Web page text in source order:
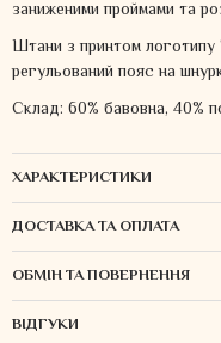
заниженими проймами та
Штани з принтом
регульований пояс на
Склад: 60% бавовна, 40%
ХАРАКТЕРИСТИКИ
ДОСТАВКА ТА ОПЛАТА
ОБМІН ТА ПОВЕРНЕННЯ
ВІДГУКИ